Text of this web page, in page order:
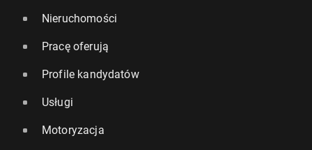
Nieruchomości
Pracę oferują
Profile kandydatów
Usługi
Motoryzacja